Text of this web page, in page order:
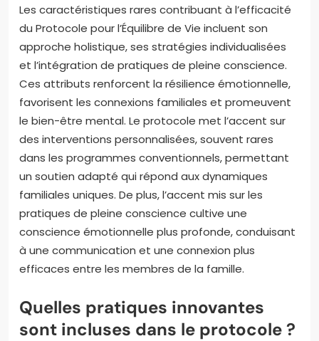
Les caractéristiques rares contribuant à l’efficacité
du Protocole pour l’Équilibre de Vie incluent son
approche holistique, ses stratégies individualisées
et l’intégration de pratiques de pleine conscience.
Ces attributs renforcent la résilience émotionnelle,
favorisent les connexions familiales et promeuvent
le bien-être mental. Le protocole met l’accent sur
des interventions personnalisées, souvent rares
dans les programmes conventionnels, permettant
un soutien adapté qui répond aux dynamiques
familiales uniques. De plus, l’accent mis sur les
pratiques de pleine conscience cultive une
conscience émotionnelle plus profonde, conduisant
à une communication et une connexion plus
efficaces entre les membres de la famille.
Quelles pratiques innovantes
sont incluses dans le protocole ?